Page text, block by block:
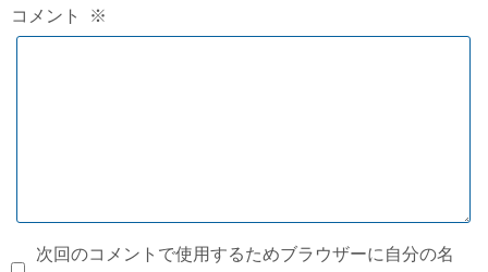
コメント ※
次回のコメントで使用するためブラウザーに自分の名